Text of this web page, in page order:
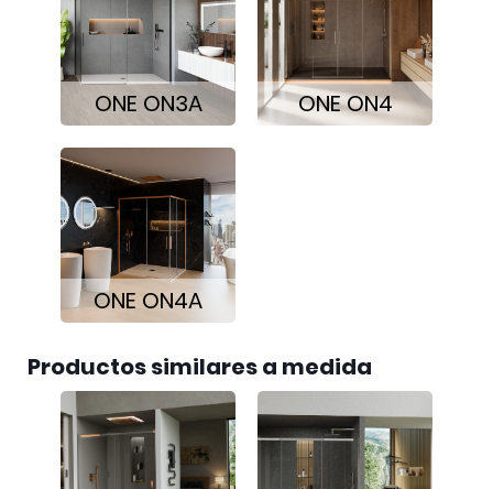
ONE ON3A ONE ON4
ONE ON4A
Productos similares a medida